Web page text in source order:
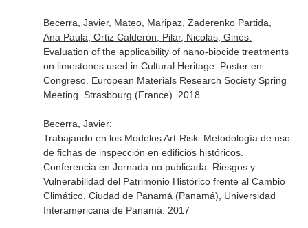
Becerra, Javier, Mateo, Maripaz, Zaderenko Partida,
Ana Paula, Ortiz Calderón, Pilar, Nicolás, Ginés:
Evaluation of the applicability of nano-biocide treatments
on limestones used in Cultural Heritage. Poster en
Congreso. European Materials Research Society Spring
Meeting. Strasbourg (France). 2018
Becerra, Javier:
Trabajando en los Modelos Art-Risk. Metodología de uso
de fichas de inspección en edificios históricos.
Conferencia en Jornada no publicada. Riesgos y
Vulnerabilidad del Patrimonio Histórico frente al Cambio
Climático. Ciudad de Panamá (Panamá), Universidad
Interamericana de Panamá. 2017